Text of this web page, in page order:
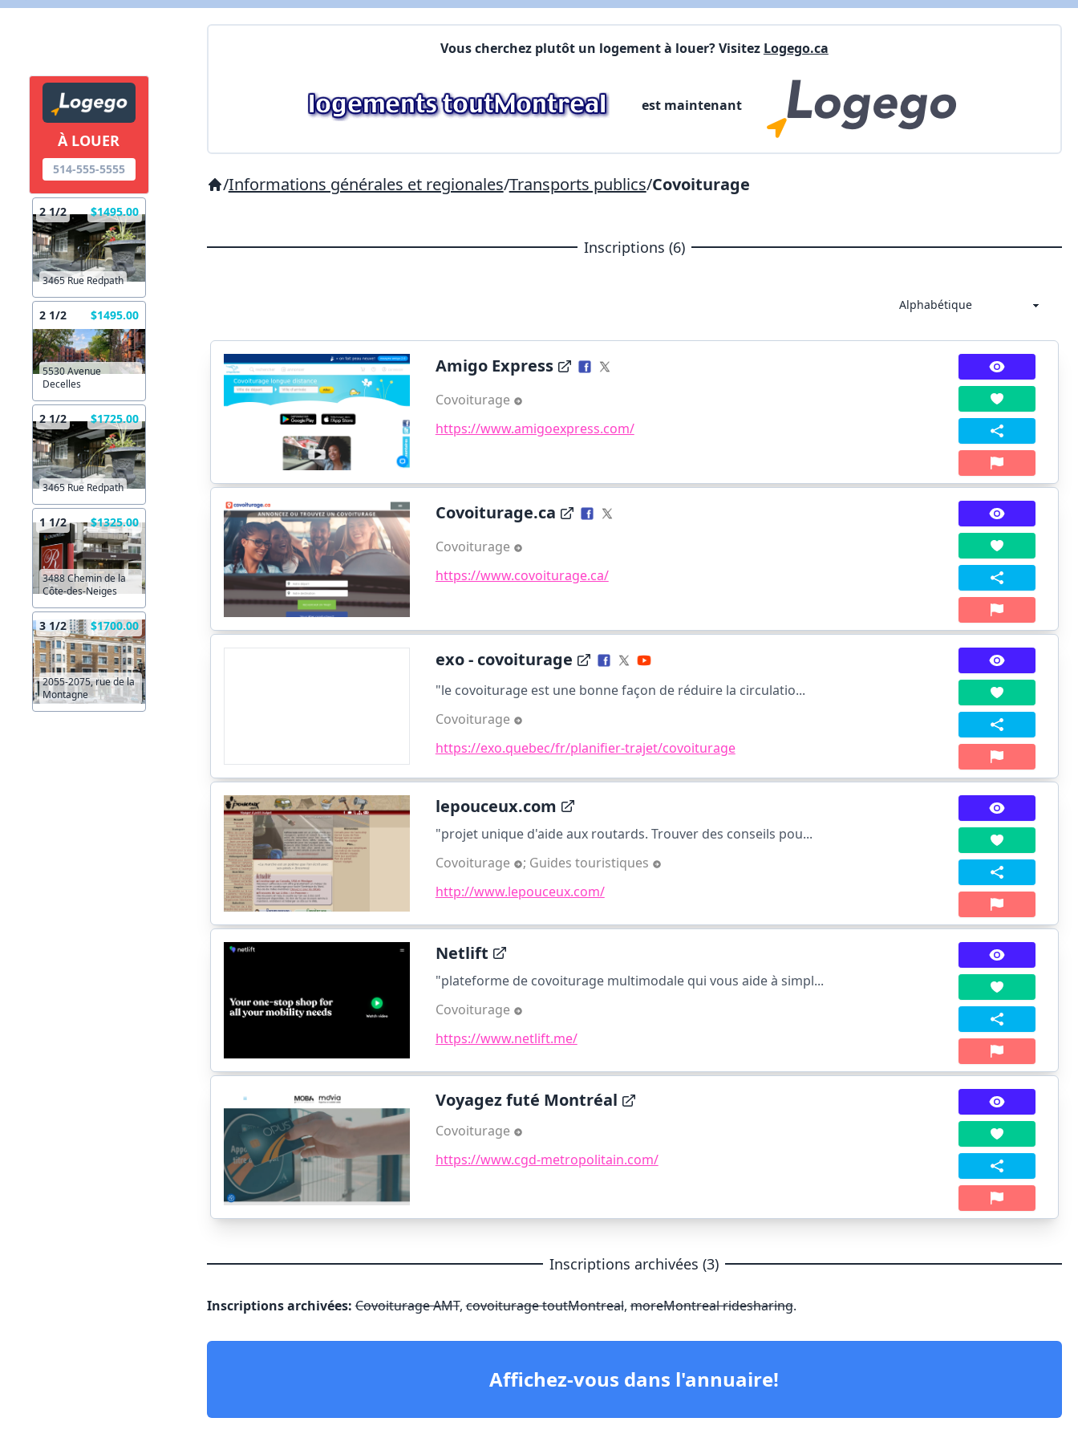
À LOUER
514-555-5555
2 1/2 $1495.00
3465 Rue Redpath
2 1/2 $1495.00
5530 Avenue
Decelles
2 1/2 $1725.00
3465 Rue Redpath
1 1/2 $1325.00
3488 Chemin de la
Côte-des-Neiges
3 1/2 $1700.00
2055-2075, rue de la
Montagne
Vous cherchez plutôt un logement à louer? Visitez Logego.ca
est maintenant
/Informations générales et regionales/Transports publics/Covoiturage
Inscriptions (6)
Amigo Express
Covoiturage
https://www.amigoexpress.com/
Covoiturage.ca
Covoiturage
https://www.covoiturage.ca/
exo - covoiturage
"le covoiturage est une bonne façon de réduire la circulatio...
Covoiturage
https://exo.quebec/fr/planifier-trajet/covoiturage
lepouceux.com
"projet unique d'aide aux routards. Trouver des conseils pou...
Covoiturage
; Guides touristiques
http://www.lepouceux.com/
Netlift
"plateforme de covoiturage multimodale qui vous aide à simpl...
Covoiturage
https://www.netlift.me/
Voyagez futé Montréal
Covoiturage
https://www.cgd-metropolitain.com/
Inscriptions archivées (3)
Inscriptions archivées: Covoiturage AMT,covoiturage toutMontreal,moreMontreal ridesharing.
Affichez-vous dans l'annuaire!
Lien vers inscription (sera inclus dans courriel)
X Fermer Envoyez